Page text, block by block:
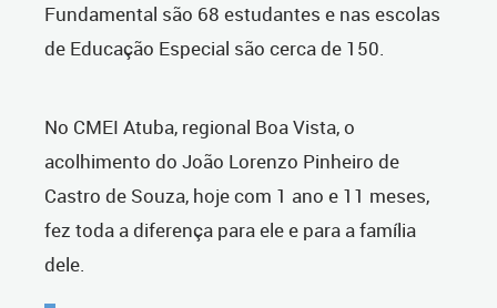
Fundamental são 68 estudantes e nas escolas
de Educação Especial são cerca de 150.
No CMEI Atuba, regional Boa Vista, o
acolhimento do João Lorenzo Pinheiro de
Castro de Souza, hoje com 1 ano e 11 meses,
fez toda a diferença para ele e para a família
dele.